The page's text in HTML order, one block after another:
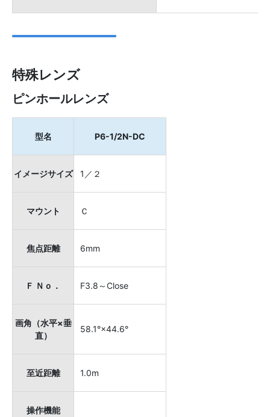
特殊レンズ
ピンホールレンズ
型名 P6-1/2N-DC
イメージサイズ 1／２
マウント Ｃ
焦点距離 6mm
Ｆ Ｎｏ． F3.8～Close
画角（水平×垂
直）
58.1°×44.6°
至近距離 1.0m
操作機能